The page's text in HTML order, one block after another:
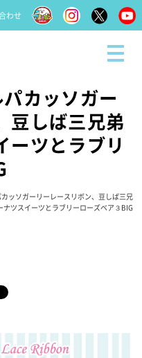
わせ
パカッソガー
豆しば三兄弟
ーツとラブリ
ッソガーリーレースリボン、豆しば三兄
ナツスイーツとラブリーローズベア３BIG